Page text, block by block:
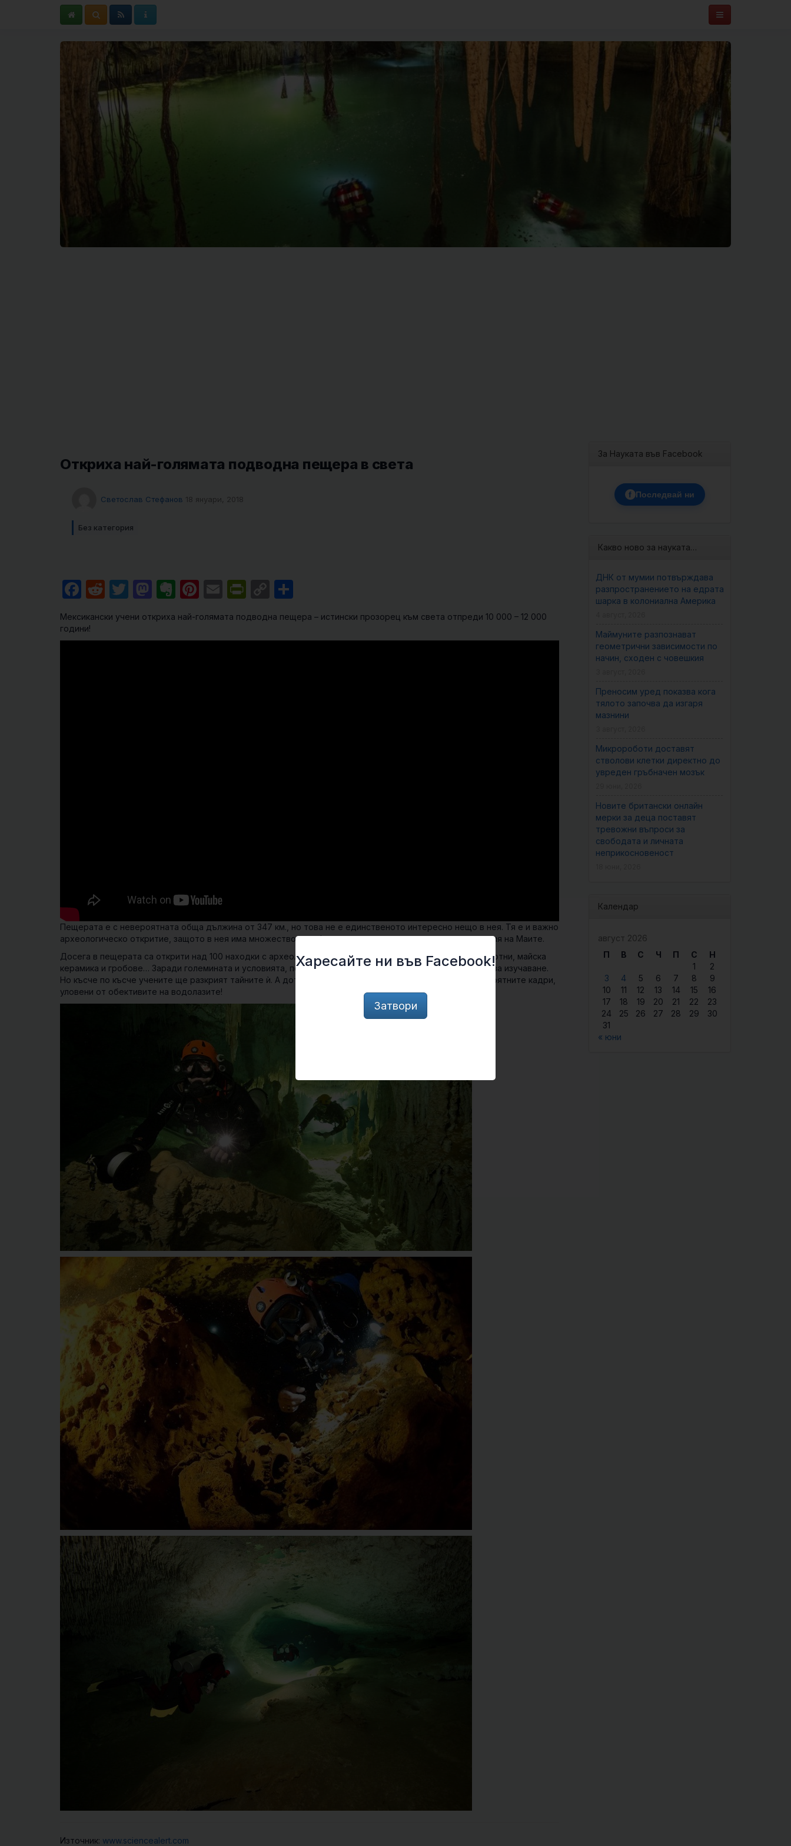
Откриха най-голямата подводна пещера в света
Светослав Стефанов 18 януари, 2018
Без категория
Facebook
RedditTwitter
Mastodon
Evernote
Pinterest
EmailPrintFriendly
Copy
Мексикански учени откриха най-голямата подводна пещера – истински прозорец към света отпреди 10 000 – 12 000
години!
Пещерата е с невероятната обща дължина от 347 км., но това не е единственото интересно нещо в нея. Тя е и важно
археологическо откритие, защото в нея има множество артефакти от времето на древната цивилизация на Маите.
Досега в пещерата са открити над 100 находки с археологическо значение – останки на изчезнали животни, майска
керамика и гробове… Заради големината и условията, пещерата със сигурност не е сред най-лесните за изучаване.
Но късче по късче учените ще разкрият тайните ѝ. А дотогава можем просто да се насладим на невероятните кадри,
уловени от обективите на водолазите!
Източник: www.sciencealert.com
За Науката във Facebook
f Последвай ни
Какво ново за науката…
ДНК от мумии потвърждава
разпространението на едрата
шарка в колониална Америка
Маймуните разпознават
геометрични зависимости по
начин, сходен с човешкия
Преносим уред показва кога
тялото започва да изгаря
мазнини
Микророботи доставят
стволови клетки директно до
увреден гръбначен мозък
Новите британски онлайн
мерки за деца поставят
тревожни въпроси за
свободата и личната
неприкосновеност
Календар
август 2026
П
В С Ч П С
Н
1
2
3
4 5 6 7 8
9
10
11 12 13 14 15
16
17
18 19 20 21 22
23
24
25 26 27 28 29
30
31
« юни
Харесайте ни във Facebook!
Затвори